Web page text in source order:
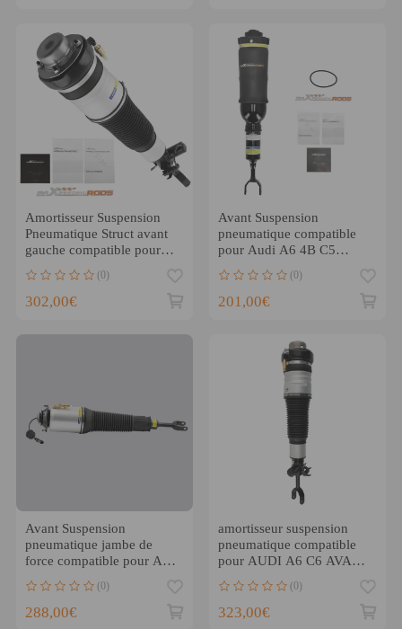
Amortisseur Suspension
Pneumatique Struct avant
gauche compatible pour
Audi A6 Avant C6 4F
(0)
302,00€
Avant Suspension
pneumatique compatible
pour Audi A6 4B C5
Allroad 7616051D
amortisseur new
(0)
201,00€
Avant Suspension
pneumatique jambe de
force compatible pour Audi
A8 S8 D3 4E 2002
4E0616039
(0)
288,00€
amortisseur suspension
pneumatique compatible
pour AUDI A6 C6 AVANT
ALLROAD 4F0616040
neuf
(0)
323,00€